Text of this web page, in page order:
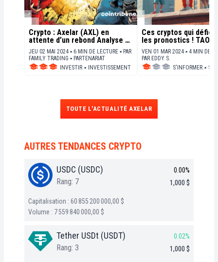
Crypto : Axelar (AXL) en
attente d’un rebond Analyse du
02 avril 2024
JEU 02 MAI 2024 ▪ 6 MIN DE LECTURE ▪ PAR
FAMILY TRADING ▪ PARTENARIAT
INVESTIR ▪ INVESTISSEMENT
Ces cryptos qui
les pronostics ! TAO
VEN 01 MAR 2024 ▪ 4 MIN DE
PAR EDDY S.
S'INFORMER ▪
TOUTE L'ACTUALITÉ AXELAR
AUTRES TENDANCES CRYPTO
USDC (USDC)
Rang: 7
0.00%
1,000 $
Capitalisation : 60 855 200 000,00 $
Volume : 7 559 840 000,00 $
Tether USDt (USDT)
Rang: 3
0.02%
1,000 $